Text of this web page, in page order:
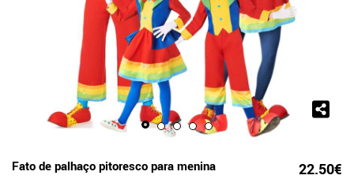
Fato de palhaço pitoresco para menina 22.50€